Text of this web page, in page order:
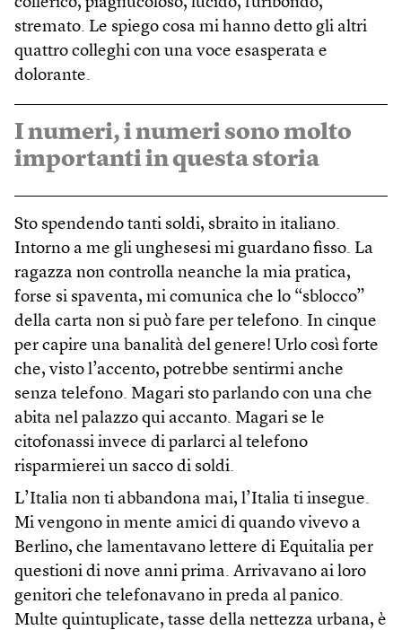
stremato. Le spiego cosa mi hanno detto gli altri
quattro colleghi con una voce esasperata e
dolorante.
I numeri, i numeri sono molto
importanti in questa storia
Sto spendendo tanti soldi, sbraito in italiano.
Intorno a me gli unghesesi mi guardano fisso. La
ragazza non controlla neanche la mia pratica,
forse si spaventa, mi comunica che lo “sblocco”
della carta non si può fare per telefono. In cinque
per capire una banalità del genere! Urlo così forte
che, visto l’accento, potrebbe sentirmi anche
senza telefono. Magari sto parlando con una che
abita nel palazzo qui accanto. Magari se le
citofonassi invece di parlarci al telefono
risparmierei un sacco di soldi.
L’Italia non ti abbandona mai, l’Italia ti insegue.
Mi vengono in mente amici di quando vivevo a
Berlino, che lamentavano lettere di Equitalia per
questioni di nove anni prima. Arrivavano ai loro
genitori che telefonavano in preda al panico.
Multe quintuplicate, tasse della nettezza urbana, è